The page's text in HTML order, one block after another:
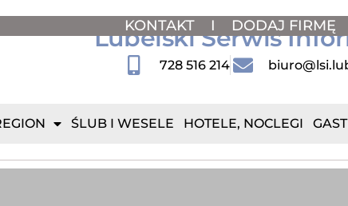
KONTAKT I DODAJ FIRMĘ
Lubelski Serwis
728 516 214
ŚLUB I WESELE HOTELE, NOCLEGI